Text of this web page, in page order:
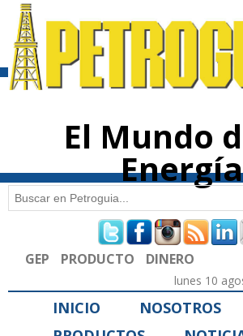
contenido
El Mundo
Energía
Formulario de
Buscar
GEP PRODUCTO DINERO
lunes 10
INICIO NOSOTROS